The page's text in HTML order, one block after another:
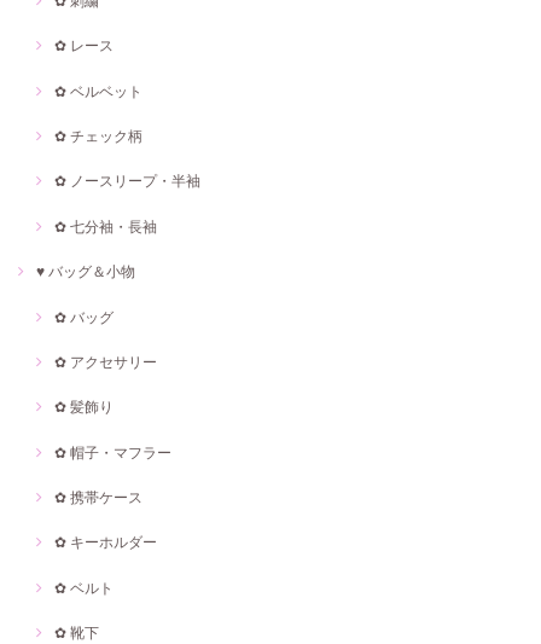
✿ レース
✿ ベルベット
✿ チェック柄
✿ ノースリープ・半袖
✿ 七分袖・長袖
♥ バッグ＆小物
✿ バッグ
✿ アクセサリー
✿ 髪飾り
✿ 帽子・マフラー
✿ 携帯ケース
✿ キーホルダー
✿ ベルト
✿ 靴下